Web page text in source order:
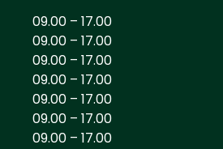
09.00 – 17.00
09.00 – 17.00
09.00 – 17.00
09.00 – 17.00
09.00 – 17.00
09.00 – 17.00
09.00 – 17.00